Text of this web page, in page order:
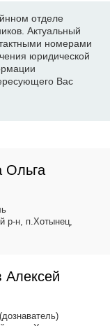
отделе
Актуальный
номерами
юридической
Вас
Ольга
р-н, п.Хотынец,